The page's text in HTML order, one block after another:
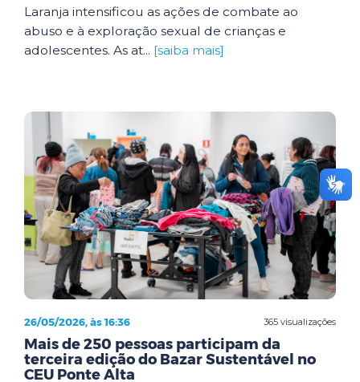
Laranja intensificou as ações de combate ao
abuso e à exploração sexual de crianças e
adolescentes. As at... [saiba mais]
365 visualizações
26/05/2026, às 16:36
Mais de 250 pessoas participam da
terceira edição do Bazar Sustentável no
CEU Ponte Alta